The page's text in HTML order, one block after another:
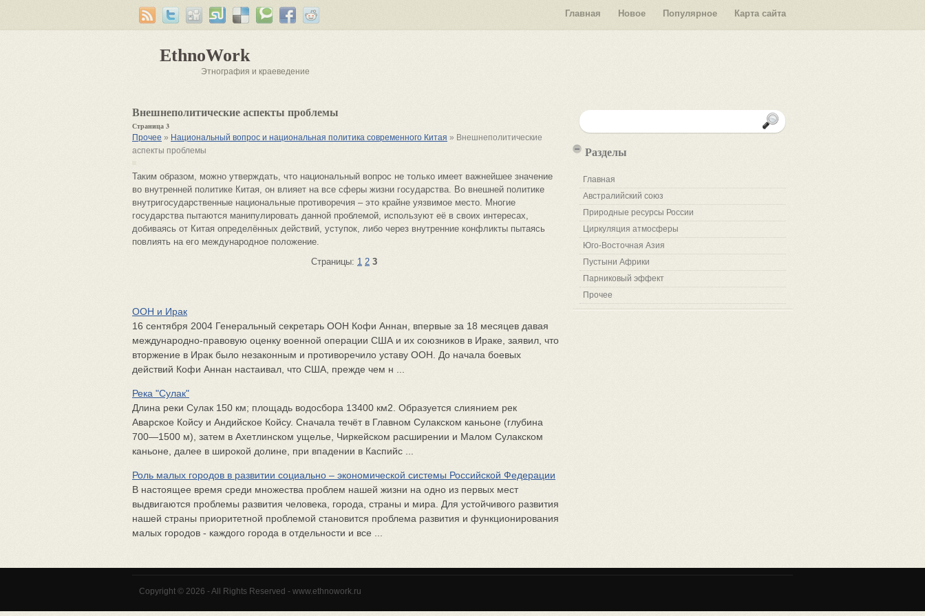
EthnoWork
Этнография и краеведение
Главная Новое Популярное Карта сайта
Внешнеполитические аспекты проблемы
Страница 3
Прочее » Национальный вопрос и национальная политика современного Китая » Внешнеполитические
аспекты проблемы
Таким образом, можно утверждать, что национальный вопрос не только имеет важнейшее значение
во внутренней политике Китая, он влияет на все сферы жизни государства. Во внешней политике
внутригосударственные национальные противоречия – это крайне уязвимое место. Многие
государства пытаются манипулировать данной проблемой, используют её в своих интересах,
добиваясь от Китая определённых действий, уступок, либо через внутренние конфликты пытаясь
повлиять на его международное положение.
Страницы: 1 2 3
ООН и Ирак
16 сентября 2004 Генеральный секретарь ООН Кофи Аннан, впервые за 18 месяцев давая
международно-правовую оценку военной операции США и их союзников в Ираке, заявил, что
вторжение в Ирак было незаконным и противоречило уставу ООН. До начала боевых
действий Кофи Аннан настаивал, что США, прежде чем н ...
Река "Сулак"
Длина реки Сулак 150 км; площадь водосбора 13400 км2. Образуется слиянием рек
Аварское Койсу и Андийское Койсу. Сначала течёт в Главном Сулакском каньоне (глубина
700—1500 м), затем в Ахетлинском ущелье, Чиркейском расширении и Малом Сулакском
каньоне, далее в широкой долине, при впадении в Каспийс ...
Роль малых городов в развитии социально – экономической системы Российской Федерации
В настоящее время среди множества проблем нашей жизни на одно из первых мест
выдвигаются проблемы развития человека, города, страны и мира. Для устойчивого развития
нашей страны приоритетной проблемой становится проблема развития и функционирования
малых городов - каждого города в отдельности и все ...
Разделы
Главная
Австралийский союз
Природные ресурсы России
Циркуляция атмосферы
Юго-Восточная Азия
Пустыни Африки
Парниковый эффект
Прочее
Copyright © 2026 - All Rights Reserved - www.ethnowork.ru